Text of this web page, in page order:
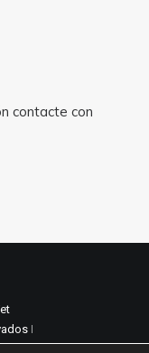
contacte con
ǀ